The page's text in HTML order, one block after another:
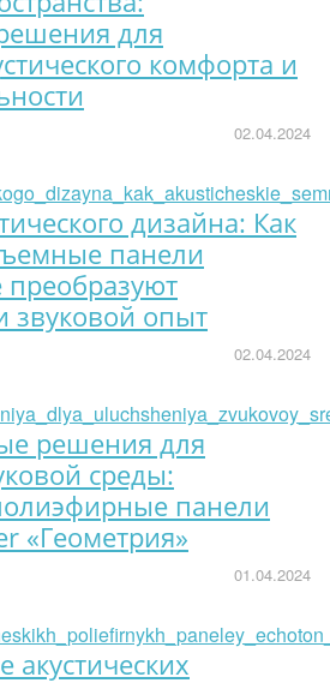
для
комфорта и
02.04.2024
дизайна: Как
панели
преобразуют
звуковой опыт
02.04.2024
решения для
среды:
панели
«Геометрия»
01.04.2024
акустических